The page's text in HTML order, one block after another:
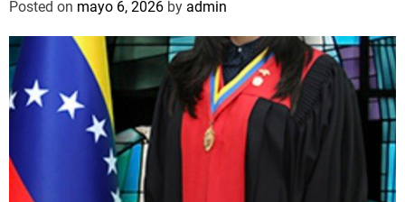
Posted on mayo 6, 2026 by admin